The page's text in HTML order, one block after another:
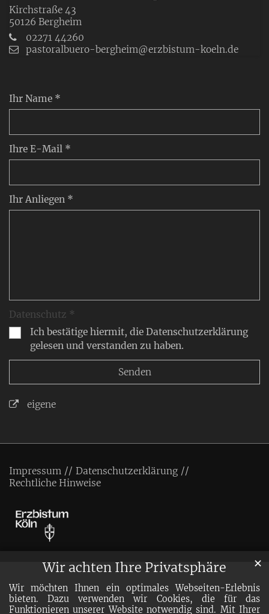
Wir achten Ihre Privatsphäre
Wir möchten Ihnen ein optimales Webseiten-Erlebnis
bieten. Dazu verwenden wir Cookies, die für das
Funktionieren unserer Website notwendig sind. Mit Ihrer
✕
Ihr Name *
Ihre E-Mail *
Ihr Anliegen *
Datenschutz *
Ich bestätige hiermit, die Datenschutzerklärung
gelesen und verstanden zu haben.
eigene
Kirchstraße 43
50126 Bergheim
02271 44260
pastoralbuero-bergheim@erzbistum-koeln.de
Impressum
Datenschutzerklärung
Rechtliche Hinweise